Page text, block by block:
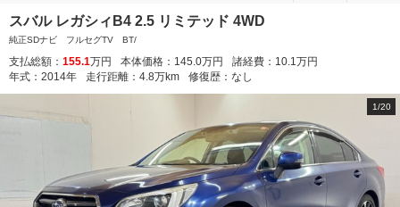
スバル レガシィB4 2.5 リミテッド 4WD
純正SDナビ フルセグTV BT/
支払総額： 155.1万円 本体価格： 145.0万円 諸経費： 10.1万円
年式： 2014年 走行距離： 4.8万km 修復歴： なし
1/20